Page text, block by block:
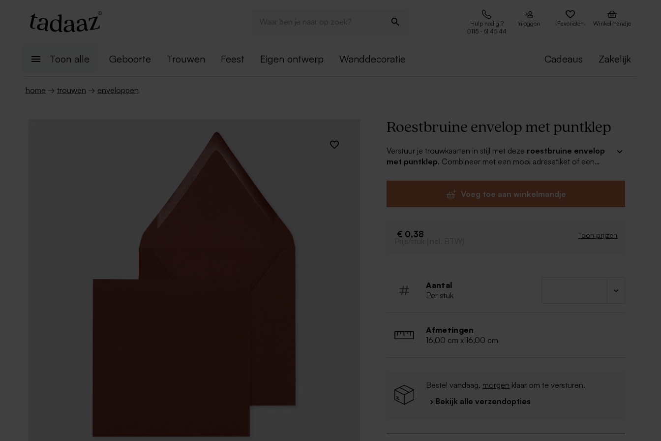
Hulp nodig ?
0115 - 61 45 44
Inloggen Favorieten Winkelmandje
Toon alle Geboorte Trouwen Feest Eigen ontwerp Wanddecoratie Cadeaus Zakelijk
home → trouwen → enveloppen
Roestbruine envelop met puntklep
Verstuur je trouwkaarten in stijl met deze roestbruine envelop
met puntklep. Combineer met een mooi adresetiket of een
Voeg toe aan winkelmandje
€ 0,38 Toon prijzen
Prijs/stuk (incl. BTW)
Aantal
Per stuk
Afmetingen
16,00 cm x 16,00 cm
Bestel vandaag, morgen klaar om te versturen.
› Bekijk alle verzendopties